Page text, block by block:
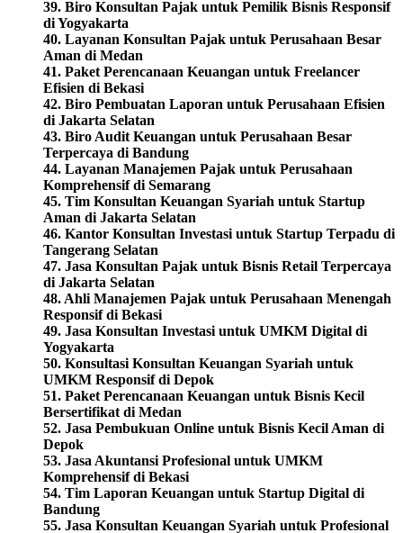
39. Biro Konsultan Pajak untuk Pemilik Bisnis Responsif
di Yogyakarta
40. Layanan Konsultan Pajak untuk Perusahaan Besar
Aman di Medan
41. Paket Perencanaan Keuangan untuk Freelancer
Efisien di Bekasi
42. Biro Pembuatan Laporan untuk Perusahaan Efisien
di Jakarta Selatan
43. Biro Audit Keuangan untuk Perusahaan Besar
Terpercaya di Bandung
44. Layanan Manajemen Pajak untuk Perusahaan
Komprehensif di Semarang
45. Tim Konsultan Keuangan Syariah untuk Startup
Aman di Jakarta Selatan
46. Kantor Konsultan Investasi untuk Startup Terpadu di
Tangerang Selatan
47. Jasa Konsultan Pajak untuk Bisnis Retail Terpercaya
di Jakarta Selatan
48. Ahli Manajemen Pajak untuk Perusahaan Menengah
Responsif di Bekasi
49. Jasa Konsultan Investasi untuk UMKM Digital di
Yogyakarta
50. Konsultasi Konsultan Keuangan Syariah untuk
UMKM Responsif di Depok
51. Paket Perencanaan Keuangan untuk Bisnis Kecil
Bersertifikat di Medan
52. Jasa Pembukuan Online untuk Bisnis Kecil Aman di
Depok
53. Jasa Akuntansi Profesional untuk UMKM
Komprehensif di Bekasi
54. Tim Laporan Keuangan untuk Startup Digital di
Bandung
55. Jasa Konsultan Keuangan Syariah untuk Profesional